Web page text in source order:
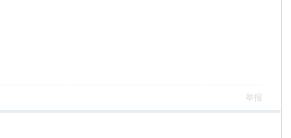
举报